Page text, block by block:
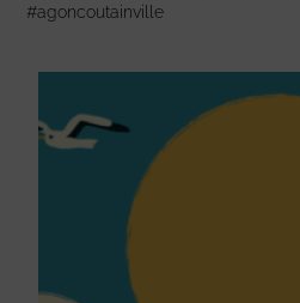
#agoncoutainville